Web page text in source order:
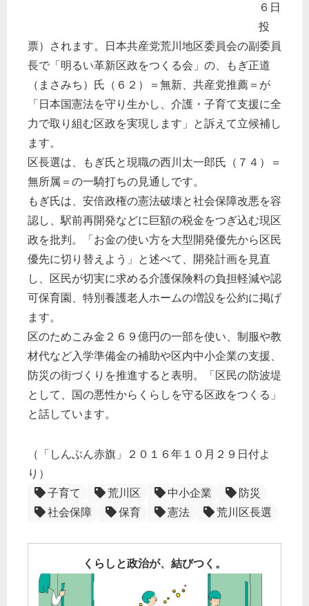
６日
投
票）されます。日本共産党荒川地区委員会の副委員
長で「明るい革新区政をつくる会」の、もぎ正道
（まさみち）氏（６２）＝無新、共産党推薦＝が
「日本国憲法を守り生かし、介護・子育て支援に全
力で取り組む区政を実現します」と訴えて立候補し
ます。
区長選は、もぎ氏と現職の西川太一郎氏（７４）＝
無所属＝の一騎打ちの見通しです。
もぎ氏は、安倍政権の憲法破壊と社会保障改悪を容
認し、駅前再開発などに巨額の税金をつぎ込む現区
政を批判。「お金の使い方を大型開発優先から区民
優先に切り替えよう」と述べて、開発計画を見直
し、区民が切実に求める介護保険料の負担軽減や認
可保育園、特別養護老人ホームの増設を公約に掲げ
ます。
区のためこみ金２６９億円の一部を使い、制服や教
材代など入学準備金の補助や区内中小企業の支援、
防災の街づくりを推進すると表明。「区民の防波堤
として、国の悪性からくらしを守る区政をつくる」
と話しています。
（「しんぶん赤旗」２０１６年１０月２９日付よ
り）
子育て
荒川区 中小企業
防災
社会保障
保育 憲法 荒川区長選
くらしと政治が、結びつく。